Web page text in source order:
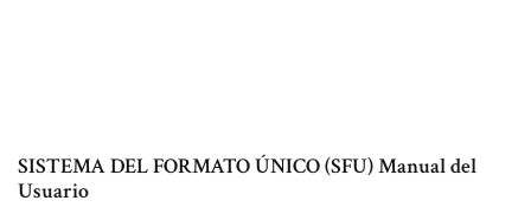
SISTEMA DEL FORMATO ÚNICO (SFU) Manual del
Usuario